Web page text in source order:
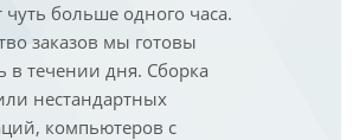
чуть больше одного часа.
заказов мы готовы
в течении дня. Сборка
нестандартных
компьютеров с